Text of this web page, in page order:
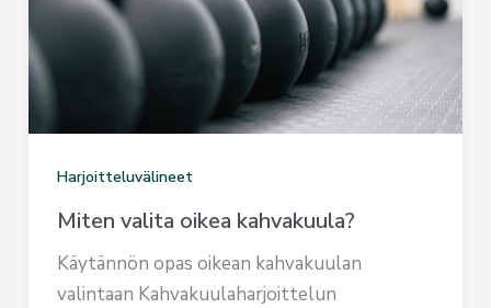
Harjoitteluvälineet
Miten valita oikea kahvakuula?
Käytännön opas oikean kahvakuulan
valintaan Kahvakuulaharjoittelun